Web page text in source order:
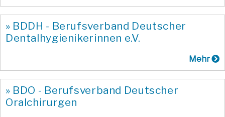
» BDDH - Berufsverband Deutscher
Dentalhygienikerinnen e.V.
Mehr
» BDO - Berufsverband Deutscher
Oralchirurgen